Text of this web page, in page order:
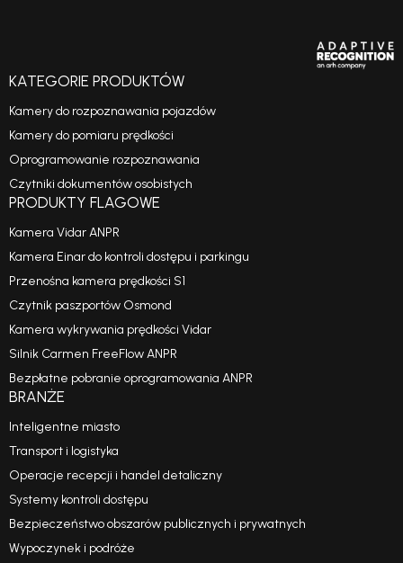
KATEGORIE PRODUKTÓW
Kamery do rozpoznawania pojazdów
Kamery do pomiaru prędkości
Oprogramowanie rozpoznawania
Czytniki dokumentów osobistych
PRODUKTY FLAGOWE
Kamera Vidar ANPR
Kamera Einar do kontroli dostępu i parkingu
Przenośna kamera prędkości S1
Czytnik paszportów Osmond
Kamera wykrywania prędkości Vidar
Silnik Carmen FreeFlow ANPR
Bezpłatne pobranie oprogramowania ANPR
BRANŻE
Inteligentne miasto
Transport i logistyka
Operacje recepcji i handel detaliczny
Systemy kontroli dostępu
Bezpieczeństwo obszarów publicznych i prywatnych
Wypoczynek i podróże